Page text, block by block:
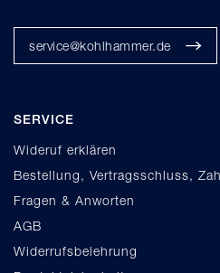
service@kohlhammer.de
SERVICE
Wideruf erklären
Bestellung, Vertragsschluss,
Fragen & Anworten
AGB
Widerrufsbelehrung